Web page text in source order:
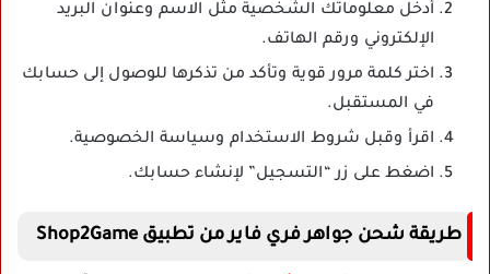
أدخل معلوماتك الشخصية مثل الاسم وعنوان البريد
الإلكتروني ورقم الهاتف.
اختر كلمة مرور قوية وتأكد من تذكرها للوصول إلى حسابك
في المستقبل.
اقرأ وقبل شروط الاستخدام وسياسة الخصوصية.
اضغط على زر “التسجيل” لإنشاء حسابك.
طريقة شحن جواهر فري فاير من تطبيق Shop2Game